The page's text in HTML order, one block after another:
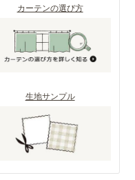
カーテンの選び方
生地サンプル